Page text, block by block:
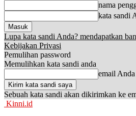
nama
kata sandi
Lupa kata sandi Anda? mendapatkan
Kebijakan Privasi
Pemulihan password
Memulihkan kata sandi anda
email Anda
Sebuah kata sandi akan dikirimkan ke
Kinni.id